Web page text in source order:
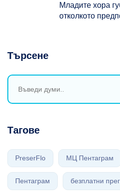
Младите хора
отколкото
Търсене
Тагове
PreserFlo МЦ Пентаграм
Пентаграм безплатни